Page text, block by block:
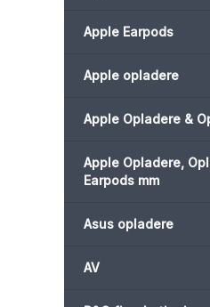
Apple Earpods
Apple opladere
Apple Opladere &
Apple Opladere,
Earpods mm
Asus opladere
AV